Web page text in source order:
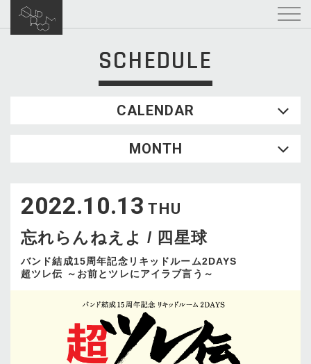
SCHEDULE
CALENDAR
WED
2
3 4 5
16
17 18 19 20
23
24 25 26 27 28
30
31
MONTH
2022.10.13 THU
忘れらんねえよ / 四星球
バンド結成15周年記念リキッドルーム2DAYS
超ツレ伝 ～お前とツレにアイラブ言う～